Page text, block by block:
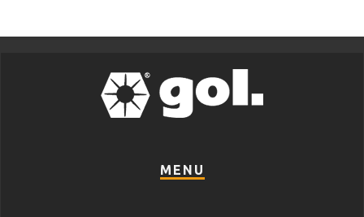
MENU